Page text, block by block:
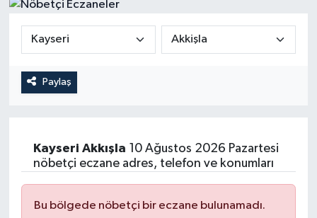
Paylaş
Kayseri Akkışla 10 Ağustos 2026 Pazartesi
nöbetçi eczane adres, telefon ve konumları
Bu bölgede nöbetçi bir eczane bulunamadı.
Eğitim
Ekonomi
Kültür
Spor
Turizm
Muğla Trafik Yoğunluk Haritası
Süper Lig Puan Durumu ve Fikstür
Tüm Manşetler
Haber Arşivi